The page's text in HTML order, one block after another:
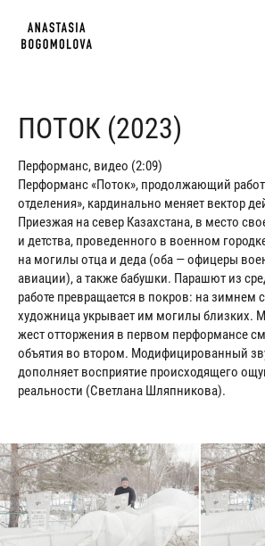
ПОТОК (2023)
Перформанс, видео (2:09)
Перформанс «Поток», продолжающий
отделения», кардинально меняет вектор
Приезжая на север Казахстана, в место
и детства, проведенного в военном
на могилы отца и деда (оба — офицеры
авиации), а также бабушки. Парашют из
работе превращается в покров: на зимнем
художница укрывает им могилы близких.
жест отторжения в первом перформансе
объятия во втором. Модифицированный
дополняет восприятие происходящего
реальности (Светлана Шляпникова).